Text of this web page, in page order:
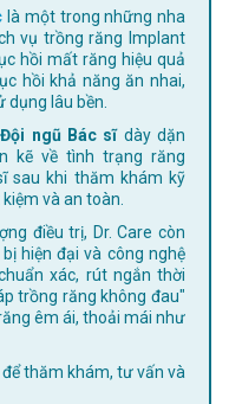
là một trong những nha
vụ trồng răng Implant
hồi mất răng hiệu quả
hồi khả năng ăn nhai,
lâu bền.
Đội ngũ Bác sĩdày dặn
kẽ về tình trạng răng
sau khi thăm khám kỹ
và an toàn.
hiện đại và công nghệ
xác, rút ngắn thời
trồng răng không đau"
êm ái, thoải mái như